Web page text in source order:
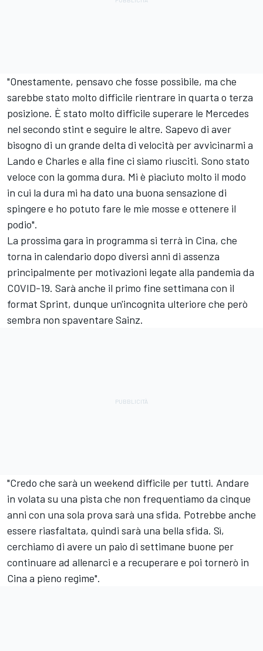
"Onestamente, pensavo che fosse possibile, ma che
sarebbe stato molto difficile rientrare in quarta o terza
posizione. È stato molto difficile superare le Mercedes
nel secondo stint e seguire le altre. Sapevo di aver
bisogno di un grande delta di velocità per avvicinarmi a
Lando e Charles e alla fine ci siamo riusciti. Sono stato
veloce con la gomma dura. Mi è piaciuto molto il modo
in cui la dura mi ha dato una buona sensazione di
spingere e ho potuto fare le mie mosse e ottenere il
podio".
La prossima gara in programma si terrà in Cina, che
torna in calendario dopo diversi anni di assenza
principalmente per motivazioni legate alla pandemia da
COVID-19. Sarà anche il primo fine settimana con il
format Sprint, dunque un'incognita ulteriore che però
sembra non spaventare Sainz.
"Credo che sarà un weekend difficile per tutti. Andare
in volata su una pista che non frequentiamo da cinque
anni con una sola prova sarà una sfida. Potrebbe anche
essere riasfaltata, quindi sarà una bella sfida. Sì,
cerchiamo di avere un paio di settimane buone per
continuare ad allenarci e a recuperare e poi tornerò in
Cina a pieno regime".